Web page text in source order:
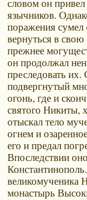
словом он
язычников.
поражения сумел
вернуться в свою
прежнее
он продолжал
преследовать
подвергнутый
огонь, где и
святого Никиты,
отыскал тело
огнем и
его и предал
Впоследствии
великомученика
монастырь